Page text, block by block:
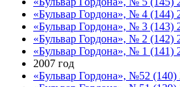
«Бульвар Гордона», № 4 (144)
«Бульвар Гордона», № 3 (143)
«Бульвар Гордона», № 2 (142)
«Бульвар Гордона», № 1 (141)
2007 год
«Бульвар Гордона», №52 (140)